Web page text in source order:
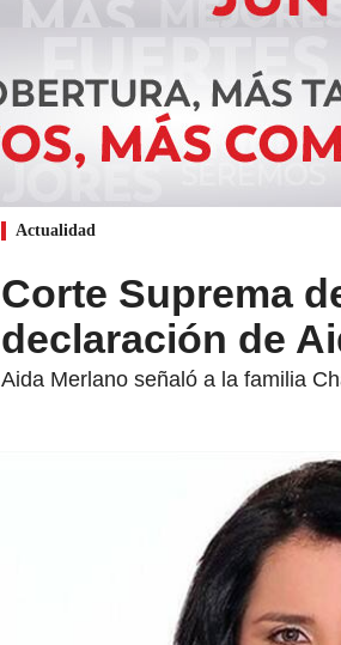
Actualidad
Corte Suprema
declaración de
Aida Merlano señaló a la familia